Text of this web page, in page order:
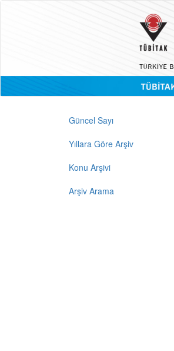
Güncel Sayı
Yıllara Göre Arşiv
Konu Arşivi
Arşiv Arama